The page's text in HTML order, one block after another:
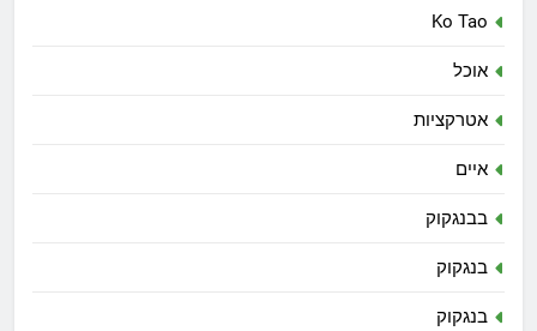
Ko Tao
אוכל
אטרקציות
איים
בבנגקוק
בנגקוק
בנגקוק